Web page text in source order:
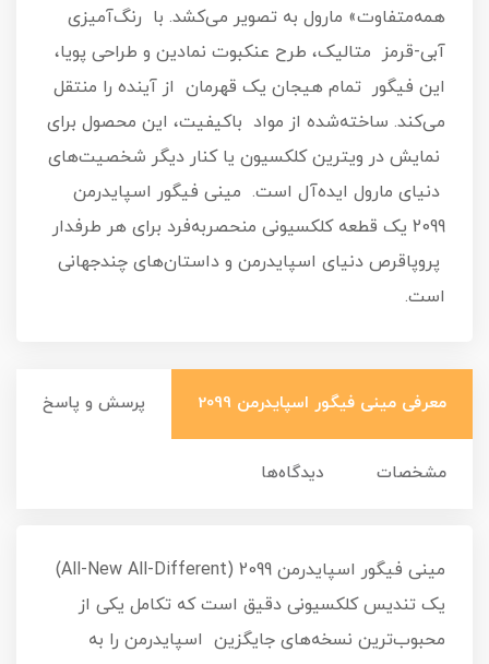
همه‌متفاوت» مارول به تصویر می‌کشد. با رنگ‌آمیزی
آبی-قرمز متالیک، طرح عنکبوت نمادین و طراحی پویا،
این فیگور تمام هیجان یک قهرمان از آینده را منتقل
می‌کند. ساخته‌شده از مواد باکیفیت، این محصول برای
نمایش در ویترین کلکسیون یا کنار دیگر شخصیت‌های
دنیای مارول ایده‌آل است. مینی فیگور اسپایدرمن
2099 یک قطعه کلکسیونی منحصربه‌فرد برای هر طرفدار
پروپاقرص دنیای اسپایدرمن و داستان‌های چندجهانی
است.
معرفی مینی فیگور اسپایدرمن 2099 پرسش و پاسخ
مشخصات دیدگاه‌ها
مینی فیگور اسپایدرمن 2099 (All-New All-Different)
یک تندیس کلکسیونی دقیق است که تکامل یکی از
محبوب‌ترین نسخه‌های جایگزین اسپایدرمن را به